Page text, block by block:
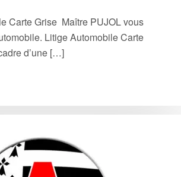
Carte Grise Maître PUJOL vous
Litige Automobile Carte
d’une […]